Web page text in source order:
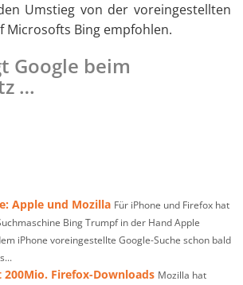
Umstieg von der voreingestellten
Microsofts Bing empfohlen.
Google beim
…
Apple und Mozilla Für iPhone und Firefox hat
Bing Trumpf in der Hand Apple
iPhone voreingestellte Google-Suche schon bald
Firefox-Downloads Mozilla hat